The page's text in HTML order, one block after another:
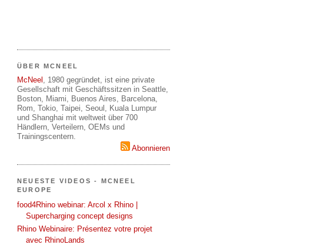
ÜBER MCNEEL
McNeel
, 1980 gegründet, ist eine private
Gesellschaft mit Geschäftssitzen in Seattle,
Boston, Miami, Buenos Aires, Barcelona,
Rom, Tokio, Taipei, Seoul, Kuala Lumpur
und Shanghai mit weltweit über 700
Händlern, Verteilern, OEMs und
Trainingscentern.
Abonnieren
NEUESTE VIDEOS - MCNEEL
EUROPE
food4Rhino webinar: Arcol x Rhino |
Supercharging concept designs
Rhino Webinaire: Présentez votre projet
avec RhinoLands